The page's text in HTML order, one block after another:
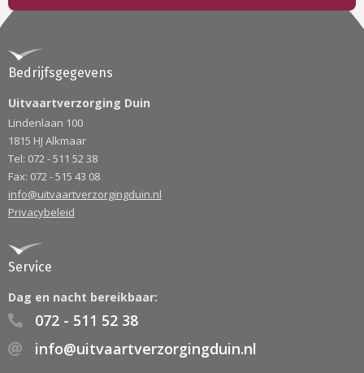
Bedrijfsgegevens
Uitvaartverzorging Duin
Lindenlaan 100
1815 HJ Alkmaar
Tel: 072 - 511 52 38
Fax: 072 - 515 43 08
info@uitvaartverzorgingduin.nl
Privacybeleid
Service
Dag en nacht bereikbaar:
072 - 511 52 38
info@uitvaartverzorgingduin.nl